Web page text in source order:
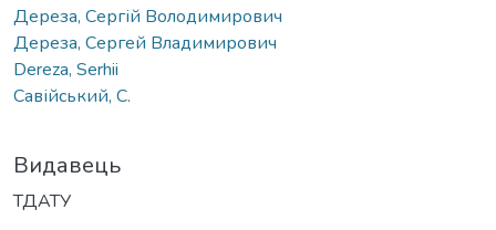
Дереза, Сергій Володимирович
Дереза, Сергей Владимирович
Dereza, Serhii
Савійський, С.
Видавець
ТДАТУ